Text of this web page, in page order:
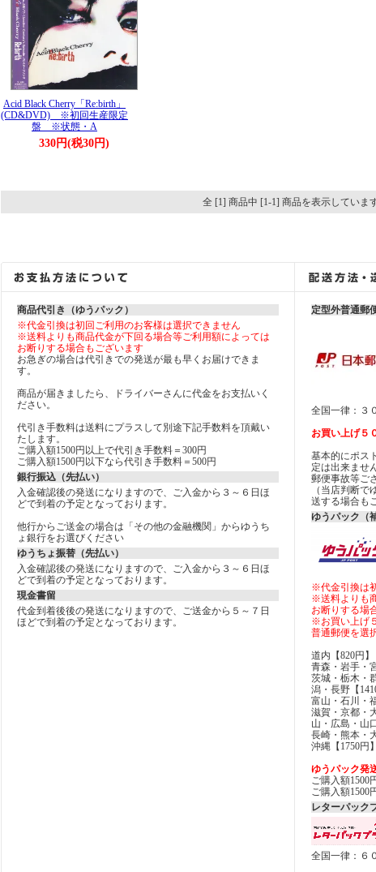
Acid Black Cherry「Re:birth」
(CD&DVD) ※初回生産限定
盤 ※状態・A
330円(税30円)
全 [1] 商品中 [1-1] 商品を表示しています
商品代引き（ゆうパック）
※代金引換は初回ご利用のお客様は選択できません
※送料よりも商品代金が下回る場合等ご利用額によっては
お断りする場合もございます
お急ぎの場合は代引きでの発送が最も早くお届けできま
す。
商品が届きましたら、ドライバーさんに代金をお支払いく
ださい。
代引き手数料は送料にプラスして別途下記手数料を頂戴い
たします。
ご購入額1500円以上で代引き手数料＝300円
ご購入額1500円以下なら代引き手数料＝500円
銀行振込（先払い）
入金確認後の発送になりますので、ご入金から３～６日ほ
どで到着の予定となっております。
他行からご送金の場合は「その他の金融機関」からゆうち
ょ銀行をお選びください
ゆうちょ振替（先払い）
入金確認後の発送になりますので、ご入金から３～６日ほ
どで到着の予定となっております。
現金書留
代金到着後後の発送になりますので、ご送金から５～７日
ほどで到着の予定となっております。
定型外普通郵
全国一律：３
お買い上げ５
基本的にポス
定は出来ませ
郵便事故等ご
（当店判断
送する場合も
ゆうパック（
※代金引換は
※送料よりも
お断りする場
※お買い上げ
普通郵便を選
道内【820円】
青森・岩手・
茨城・栃木・
潟・長野【
富山・石川・
滋賀・京都・
山・広島・山
長崎・熊本・
沖縄【1750円】
ゆうパック発
ご購入額1500
ご購入額1500
レターパック
全国一律：６